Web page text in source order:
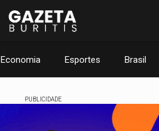
Economia Esportes Brasil
PUBLICIDADE